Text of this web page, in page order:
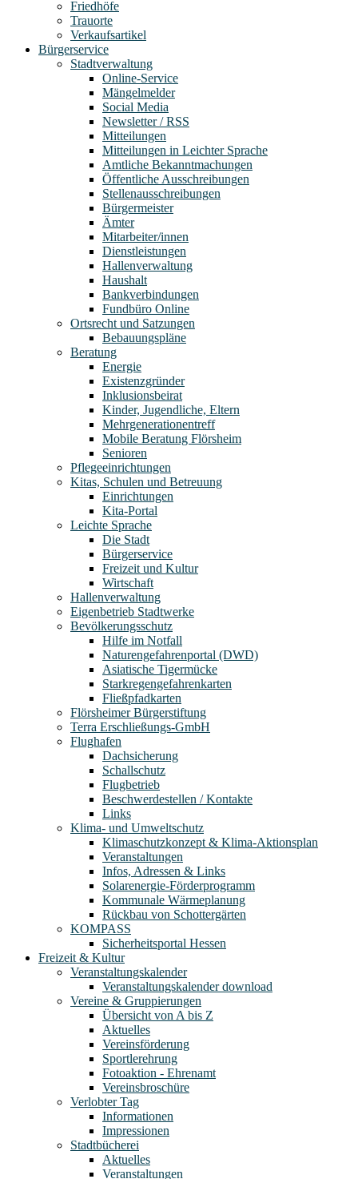
Friedhöfe
Trauorte
Verkaufsartikel
Bürgerservice
Stadtverwaltung
Online-Service
Mängelmelder
Social Media
Newsletter / RSS
Mitteilungen
Mitteilungen in Leichter Sprache
Amtliche Bekanntmachungen
Öffentliche Ausschreibungen
Stellenausschreibungen
Bürgermeister
Ämter
Mitarbeiter/innen
Dienstleistungen
Hallenverwaltung
Haushalt
Bankverbindungen
Fundbüro Online
Ortsrecht und Satzungen
Bebauungspläne
Beratung
Energie
Existenzgründer
Inklusionsbeirat
Kinder, Jugendliche, Eltern
Mehrgenerationentreff
Mobile Beratung Flörsheim
Senioren
Pflegeeinrichtungen
Kitas, Schulen und Betreuung
Einrichtungen
Kita-Portal
Leichte Sprache
Die Stadt
Bürgerservice
Freizeit und Kultur
Wirtschaft
Hallenverwaltung
Eigenbetrieb Stadtwerke
Bevölkerungsschutz
Hilfe im Notfall
Naturengefahrenportal (DWD)
Asiatische Tigermücke
Starkregengefahrenkarten
Fließpfadkarten
Flörsheimer Bürgerstiftung
Terra Erschließungs-GmbH
Flughafen
Dachsicherung
Schallschutz
Flugbetrieb
Beschwerdestellen / Kontakte
Links
Klima- und Umweltschutz
Klimaschutzkonzept & Klima-Aktionsplan
Veranstaltungen
Infos, Adressen & Links
Solarenergie-Förderprogramm
Kommunale Wärmeplanung
Rückbau von Schottergärten
KOMPASS
Sicherheitsportal Hessen
Freizeit & Kultur
Veranstaltungskalender
Veranstaltungskalender download
Vereine & Gruppierungen
Übersicht von A bis Z
Aktuelles
Vereinsförderung
Sportlerehrung
Fotoaktion - Ehrenamt
Vereinsbroschüre
Verlobter Tag
Informationen
Impressionen
Stadtbücherei
Aktuelles
Veranstaltungen